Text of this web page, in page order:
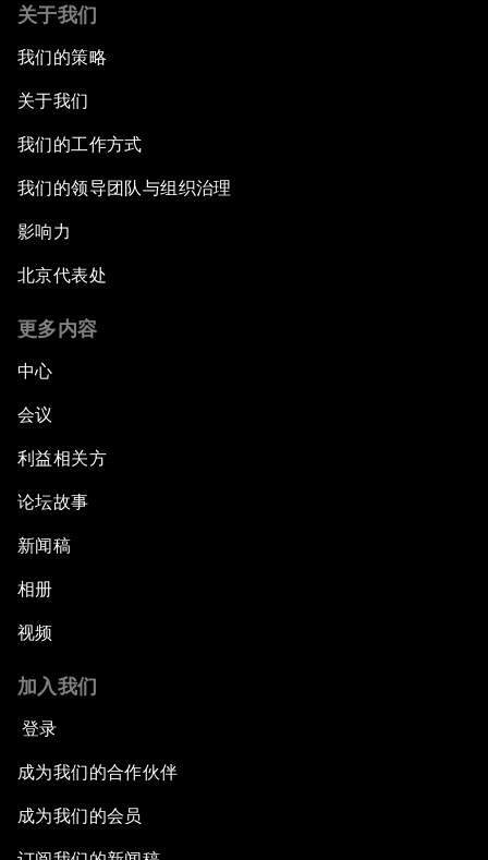
关于我们
我们的策略
关于我们
我们的工作方式
我们的领导团队与组织治理
影响力
北京代表处
更多内容
中心
会议
利益相关方
论坛故事
新闻稿
相册
视频
加入我们
登录
成为我们的合作伙伴
成为我们的会员